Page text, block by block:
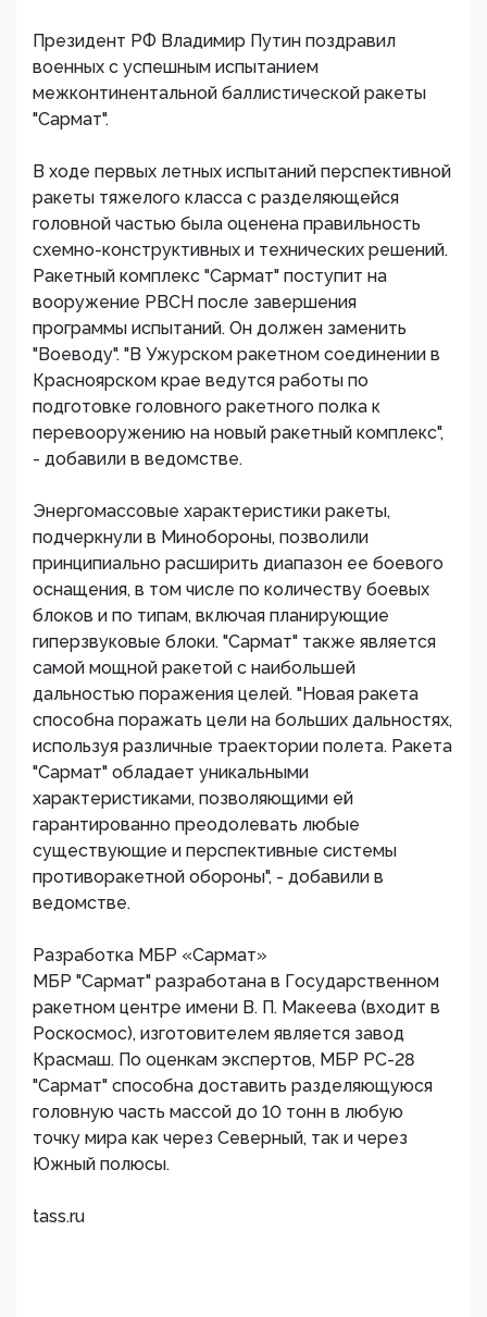
Президент РФ Владимир Путин поздравил
военных с успешным испытанием
межконтинентальной баллистической ракеты
"Сармат".
В ходе первых летных испытаний перспективной
ракеты тяжелого класса с разделяющейся
головной частью была оценена правильность
схемно-конструктивных и технических решений.
Ракетный комплекс "Сармат" поступит на
вооружение РВСН после завершения
программы испытаний. Он должен заменить
"Воеводу". "В Ужурском ракетном соединении в
Красноярском крае ведутся работы по
подготовке головного ракетного полка к
перевооружению на новый ракетный комплекс",
- добавили в ведомстве.
Энергомассовые характеристики ракеты,
подчеркнули в Минобороны, позволили
принципиально расширить диапазон ее боевого
оснащения, в том числе по количеству боевых
блоков и по типам, включая планирующие
гиперзвуковые блоки. "Сармат" также является
самой мощной ракетой с наибольшей
дальностью поражения целей. "Новая ракета
способна поражать цели на больших дальностях,
используя различные траектории полета. Ракета
"Сармат" обладает уникальными
характеристиками, позволяющими ей
гарантированно преодолевать любые
существующие и перспективные системы
противоракетной обороны", - добавили в
ведомстве.
Разработка МБР «Сармат»
МБР "Сармат" разработана в Государственном
ракетном центре имени В. П. Макеева (входит в
Роскосмос), изготовителем является завод
Красмаш. По оценкам экспертов, МБР РС-28
"Сармат" способна доставить разделяющуюся
головную часть массой до 10 тонн в любую
точку мира как через Северный, так и через
Южный полюсы.
tass.ru